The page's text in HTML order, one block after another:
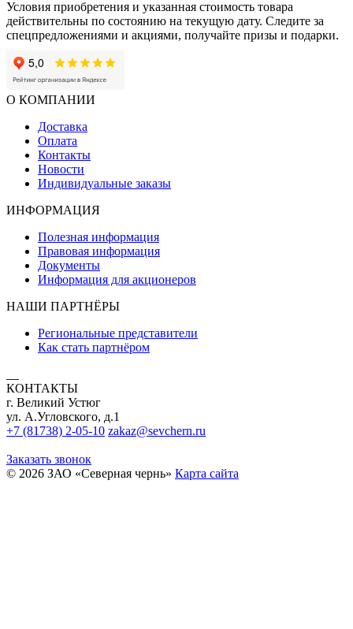
Условия приобретения и указанная стоимость товара
действительны по состоянию на текущую дату. Следите за
спецпредложениями и акциями, получайте призы и подарки.
О КОМПАНИИ
Доставка
Оплата
Контакты
Новости
Индивидуальные заказы
ИНФОРМАЦИЯ
Полезная информация
Правовая информация
Документы
Информация для акционеров
НАШИ ПАРТНЁРЫ
Региональные представители
Как стать партнёром
КОНТАКТЫ
г. Великий Устюг
ул. А.Угловского, д.1
+7 (81738) 2-05-10 zakaz@sevchern.ru
Заказать звонок
© 2026 ЗАО «Северная чернь» Карта сайта